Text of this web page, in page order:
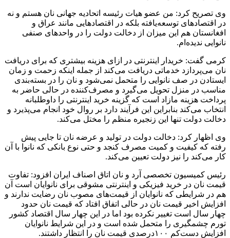
وی تصریح کرد: من عضو هیات رئیسه اتحادیه جهانی نان هستم و نه
در اقتصادهای توسعه‌یافته بلکه در اقتصادهایی مانند عراق و
افغانستان هم این میزان از دخالت دولت را در واحدهای صنفی
نانوایی ندیده‌ام.
کرمی گفت: خریدار اینترنتی در ازای هزینه بیشتری که برای دریافت
نان می‌پردازد خدماتی دریافت می‌کند از جمله اینکه زحمت و زمان
ایستادن در صف نانوایی را متحمل نمی‌شود و نان را در بسته‌بندی
مناسب در منزل تحویل می‌گیرد و مصرف‌کننده در حالی حاضر به
پرداخت هزینه مازاد است که گزینه خرید اینترنتی را داوطلبانه
انتخاب می‌کند بنابراین این فرآیند دارد بر روال خود انجام می‌پذیرد و
دخالت دولت تنها این زنجیره منظم را مختل می‌کند.
وی اظهار کرد: دخالت دولت در تولید و عرضه نان تا جایی پیش
رفته که کیفیت و کمیت مصرف کنجد و حتی نوع بانکی که نانوا با آن
کار می‌کند را نیز دولت تعیین می‌کند.
رئیس کمیسیون تخصصی آرد و نان اتاق اصناف ایران افزود: تفاوت
قیمت نان در خرید فیزیکی و اینترنتی مشوقی برای نانوایان است آن
هم در شرایطی که نانوایان از قیمت‌های مصوب نان رضایت ندارند و
افزایش اخیر قیمت نان در حالی اتفاق افتاد که قیمت نان حدود
چهار سال است تغییر نکرده بود اما در این چهار سال اقتصاد کشور
تورم چشمگیری را متحمل شده است و در این شرایط نانوایان
افزایش دست‌کم ۱۰۰درصدی قیمت نان را انتظار داشتند.